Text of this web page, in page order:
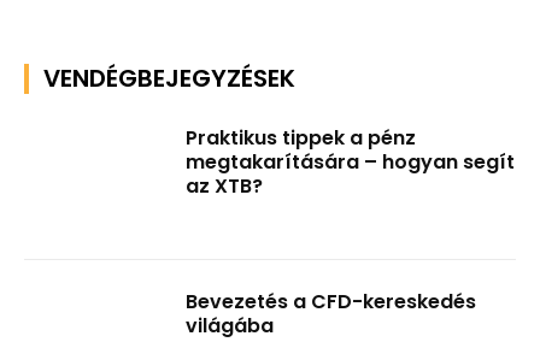
VENDÉGBEJEGYZÉSEK
Praktikus tippek a pénz
megtakarítására – hogyan segít
az XTB?
Bevezetés a CFD-kereskedés
világába